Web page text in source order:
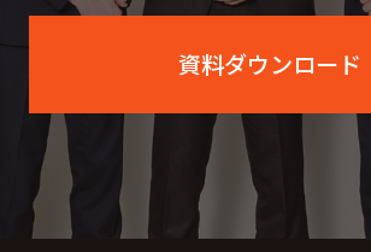
資料ダウンロード